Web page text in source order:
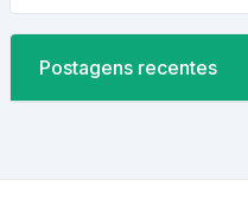
Postagens recentes